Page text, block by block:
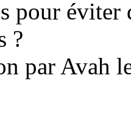
pour éviter
?
par Avah